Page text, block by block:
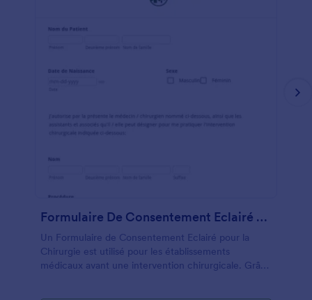
Formulaire De Consentement Eclairé Pour La Chirurgie
Un Formulaire de Consentement Eclairé pour la
Chirurgie est utilisé pour les établissements
médicaux avant une intervention chirurgicale. Grâce